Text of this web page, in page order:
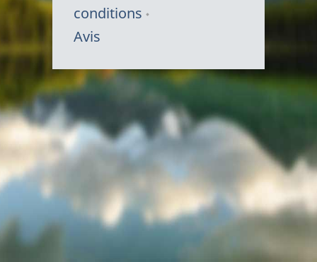
conditions
Avis
Symbole
du